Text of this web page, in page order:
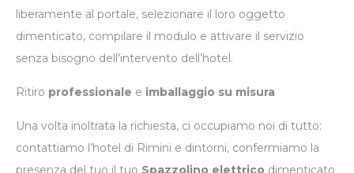
liberamente al portale, selezionare il loro oggetto
dimenticato, compilare il modulo e attivare il servizio
senza bisogno dell’intervento dell’hotel.
Ritiro professionale e imballaggio su misura
Una volta inoltrata la richiesta, ci occupiamo noi di tutto:
contattiamo l’hotel di Rimini e dintorni, confermiamo la
presenza del tuo il tuo Spazzolino elettrico dimenticato